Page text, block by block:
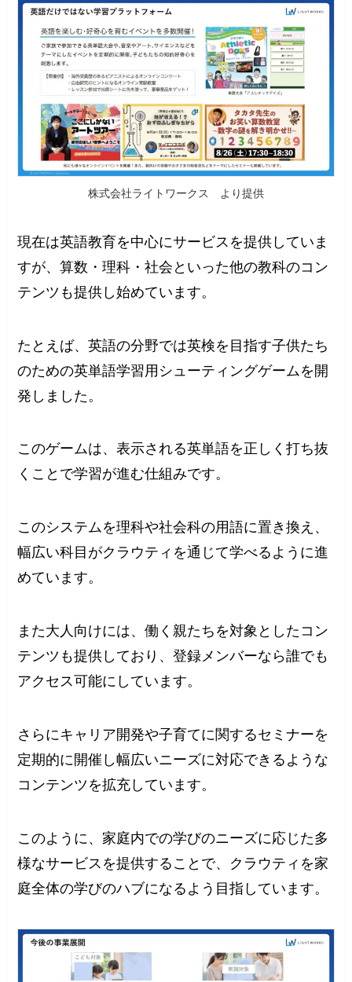
株式会社ライトワークス より提供
現在は英語教育を中心にサービスを提供していま
すが、算数・理科・社会といった他の教科のコン
テンツも提供し始めています。
たとえば、英語の分野では英検を目指す子供たち
のための英単語学習用シューティングゲームを開
発しました。
このゲームは、表示される英単語を正しく打ち抜
くことで学習が進む仕組みです。
このシステムを理科や社会科の用語に置き換え、
幅広い科目がクラウティを通じて学べるように進
めています。
また大人向けには、働く親たちを対象としたコン
テンツも提供しており、登録メンバーなら誰でも
アクセス可能にしています。
さらにキャリア開発や子育てに関するセミナーを
定期的に開催し幅広いニーズに対応できるような
コンテンツを拡充しています。
このように、家庭内での学びのニーズに応じた多
様なサービスを提供することで、クラウティを家
庭全体の学びのハブになるよう目指しています。